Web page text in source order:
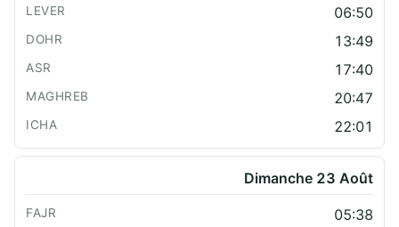
06:50
13:49
17:40
20:47
22:01
Dimanche 23 Août
05:38